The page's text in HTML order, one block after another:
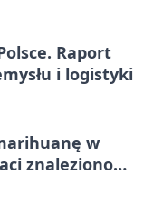
Raport
i logistyki
w
znaleziono